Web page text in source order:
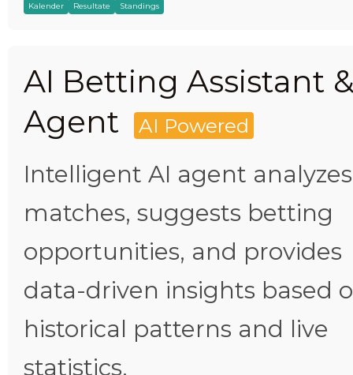
Kalender Resultate Standings
AI Betting Assistant
Agent
AI Powered
Intelligent AI agent analyzes
matches, suggests betting
opportunities, and provides
data-driven insights based
historical patterns and live
statistics.